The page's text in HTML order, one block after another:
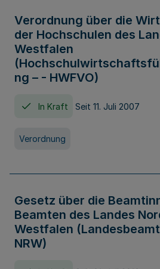
Verordnung über die
der Hochschulen des
Westfalen
ng – - HWFVO)
In Kraft Seit 11. Juli 2007
Verordnung
Gesetz über die
Beamten des Landes
Westfalen
NRW)